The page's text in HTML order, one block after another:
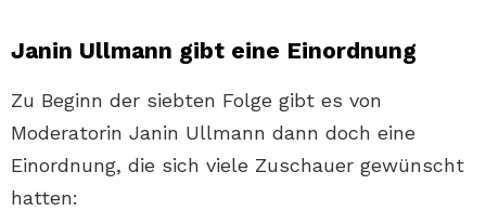
Janin Ullmann gibt eine Einordnung
Zu Beginn der siebten Folge gibt es von
Moderatorin Janin Ullmann dann doch eine
Einordnung, die sich viele Zuschauer gewünscht
hatten: